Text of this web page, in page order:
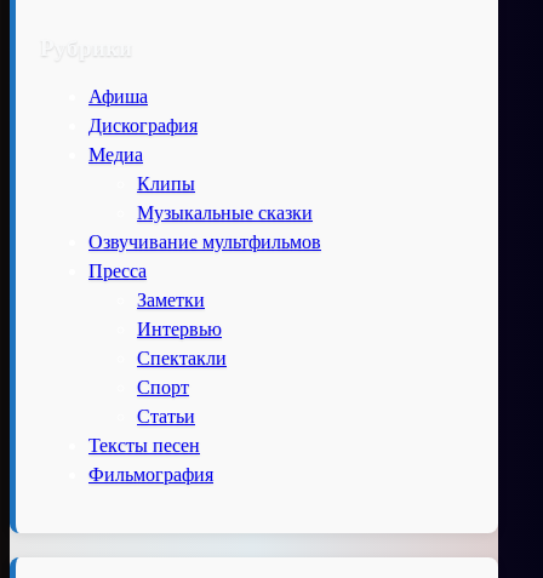
Рубрики
Афиша
Дискография
Медиа
Клипы
Музыкальные сказки
Озвучивание мультфильмов
Пресса
Заметки
Интервью
Спектакли
Спорт
Статьи
Тексты песен
Фильмография